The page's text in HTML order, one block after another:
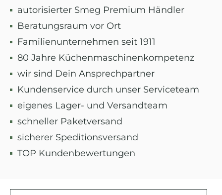
autorisierter Smeg Premium Händler
Beratungsraum vor Ort
Familienunternehmen seit 1911
80 Jahre Küchenmaschinenkompetenz
wir sind Dein Ansprechpartner
Kundenservice durch unser Serviceteam
eigenes Lager- und Versandteam
schneller Paketversand
sicherer Speditionsversand
TOP Kundenbewertungen